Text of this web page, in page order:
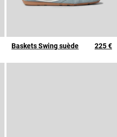
Baskets Swing suède 225 €